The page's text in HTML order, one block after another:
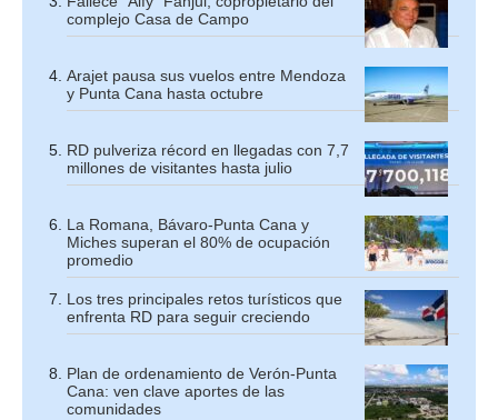
complejo Casa de Campo
Arajet pausa sus vuelos entre Mendoza
y Punta Cana hasta octubre
RD pulveriza récord en llegadas con 7,7
millones de visitantes hasta julio
La Romana, Bávaro-Punta Cana y
Miches superan el 80% de ocupación
promedio
Los tres principales retos turísticos que
enfrenta RD para seguir creciendo
Plan de ordenamiento de Verón-Punta
Cana: ven clave aportes de las
comunidades